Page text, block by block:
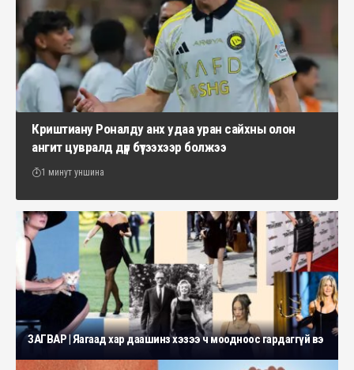
Криштиану Роналду анх удаа уран сайхны олон
ангит цувралд дүр бүтээхээр болжээ
1 минут уншина
ЗАГВАР | Яагаад хар даашинз хэзээ ч моодноос гардаггүй вэ